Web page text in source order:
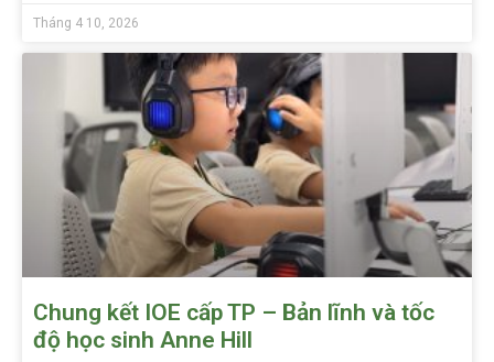
Tháng 4 10, 2026
Chung kết IOE cấp TP – Bản lĩnh và tốc
độ học sinh Anne Hill